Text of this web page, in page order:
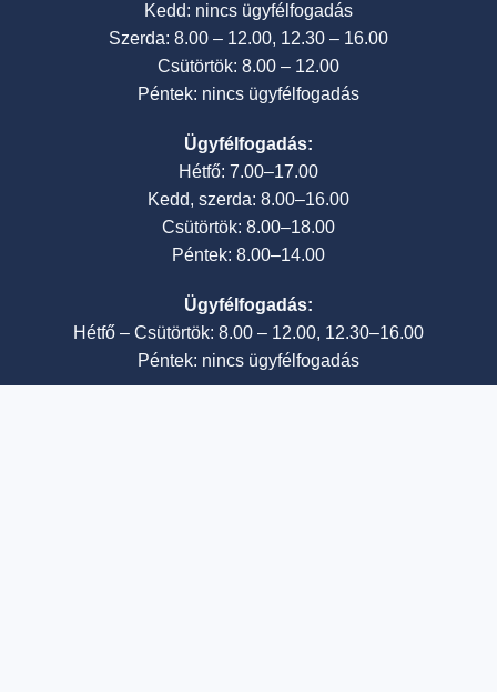
Kedd: nincs ügyfélfogadás
Szerda: 8.00 – 12.00, 12.30 – 16.00
Csütörtök: 8.00 – 12.00
Péntek: nincs ügyfélfogadás
Ügyfélfogadás:
Hétfő: 7.00–17.00
Kedd, szerda: 8.00–16.00
Csütörtök: 8.00–18.00
Péntek: 8.00–14.00
Ügyfélfogadás:
Hétfő – Csütörtök: 8.00 – 12.00, 12.30–16.00
Péntek: nincs ügyfélfogadás